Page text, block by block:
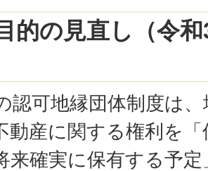
的の見直し（令
認可地縁団体制度は
動産に関する権利を
来確実に保有する予